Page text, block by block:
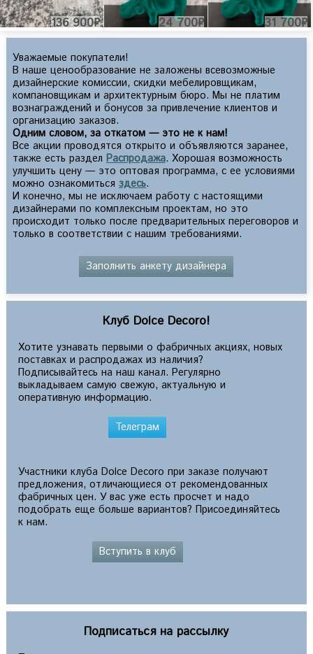
172 300₽
136 900₽ 24 700₽ 31 700₽
Уважаемые покупатели!
В наше ценообразование не заложены всевозможные
дизайнерские комиссии, скидки мебелировщикам,
компановщикам и архитектурным бюро. Мы не платим
вознаграждений и бонусов за привлечение клиентов и
организацию заказов.
Одним словом, за откатом — это не к нам!
Все акции проводятся открыто и объявляются заранее,
также есть раздел Распродажа. Хорошая возможность
улучшить цену — это оптовая программа, с ее условиями
можно ознакомиться здесь.
И конечно, мы не исключаем работу с настоящими
дизайнерами по комплексным проектам, но это
происходит только после предварительных переговоров и
только в соответствии с нашим требованиями.
Заполнить анкету дизайнера
Клуб Dolce Decoro!
Хотите узнавать первыми о фабричных акциях, новых
поставках и распродажах из наличия?
Подписывайтесь на наш канал. Регулярно
выкладываем самую свежую, актуальную и
оперативную информацию.
Телеграм
Участники клуба Dolce Decoro при заказе получают
предложения, отличающиеся от рекомендованных
фабричных цен. У вас уже есть просчет и надо
подобрать еще больше вариантов? Присоединяйтесь
к нам.
Вступить в клуб
Подписаться на рассылку